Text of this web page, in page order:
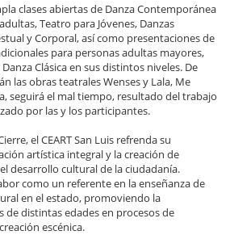
clases abiertas de Danza Contemporánea
Teatro para Jóvenes, Danzas
y Corporal, así como presentaciones de
para personas adultas mayores,
Clásica en sus distintos niveles. De
las obras teatrales Wenses y Lala, Me
seguirá el mal tiempo, resultado del trabajo
por las y los participantes.
el CEART San Luis refrenda su
artística integral y la creación de
desarrollo cultural de la ciudadanía.
como un referente en la enseñanza de
en el estado, promoviendo la
de distintas edades en procesos de
escénica.